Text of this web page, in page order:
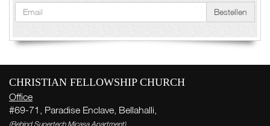
Bestellen
CHRISTIAN FELLOWSHIP CHURCH
Office
#69-71, Paradise Enclave, Bellahalli,
(Behind Supertech Micasa Apartment)